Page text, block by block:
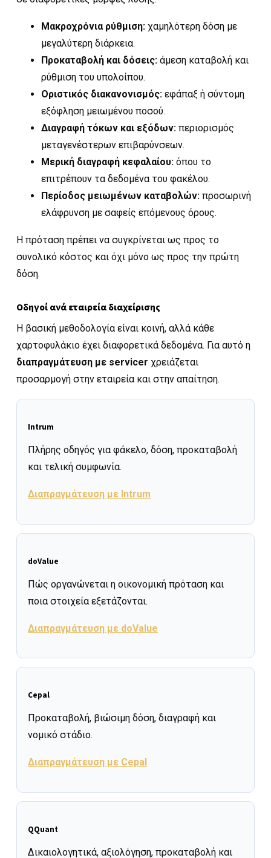
Μακροχρόνια ρύθμιση:χαμηλότερη δόση με
μεγαλύτερη διάρκεια.
Προκαταβολή και δόσεις:άμεση καταβολή και
ρύθμιση του υπολοίπου.
Οριστικός διακανονισμός:εφάπαξ ή σύντομη
εξόφληση μειωμένου ποσού.
Διαγραφή τόκων και εξόδων:περιορισμός
μεταγενέστερων επιβαρύνσεων.
Μερική διαγραφή κεφαλαίου:όπου το
επιτρέπουν τα δεδομένα του φακέλου.
Περίοδος μειωμένων καταβολών:προσωρινή
ελάφρυνση με σαφείς επόμενους όρους.
Η πρόταση πρέπει να συγκρίνεται ως προς το
συνολικό κόστος και όχι μόνο ως προς την πρώτη
δόση.
Οδηγοί ανά εταιρεία διαχείρισης
Η βασική μεθοδολογία είναι κοινή, αλλά κάθε
χαρτοφυλάκιο έχει διαφορετικά δεδομένα. Για αυτό η
διαπραγμάτευση με servicer χρειάζεται
προσαρμογή στην εταιρεία και στην απαίτηση.
Intrum
Πλήρης οδηγός για φάκελο, δόση, προκαταβολή
και τελική συμφωνία.
Διαπραγμάτευση με Intrum
doValue
Πώς οργανώνεται η οικονομική πρόταση και
ποια στοιχεία εξετάζονται.
Διαπραγμάτευση με doValue
Cepal
Προκαταβολή, βιώσιμη δόση, διαγραφή και
νομικό στάδιο.
Διαπραγμάτευση με Cepal
QQuant
Δικαιολογητικά, αξιολόγηση, προκαταβολή και